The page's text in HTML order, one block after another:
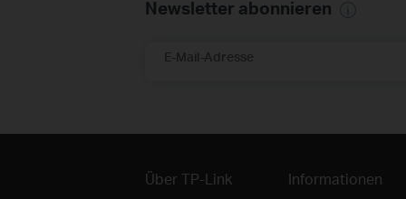
Newsletter abonnieren
E-Mail-Adresse
Über TP-Link Informationen